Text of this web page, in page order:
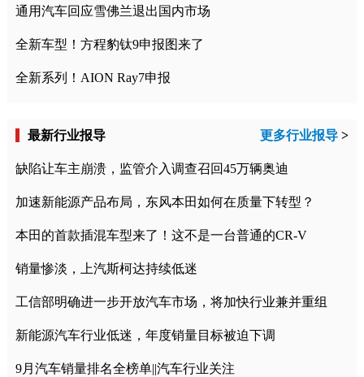
通用汽车回应雪佛兰退出国内市场
全新车型！方程豹钛9申报图来了
全新系列！AION Ray7申报
最新行业报导 更多行业报导 >
缺陷让车主崩溃，监管介入调查召回45万辆奥迪
加速新能源产品布局，东风本田如何在质量下转型？
本田的首款插混车型来了！这不是一台普通的CR-V
销量惨淡，上汽斯柯达持续低迷
工信部明确进一步开放汽车市场，将加快行业兼并重组
新能源汽车行业低迷，年度销量目标被迫下调
9月汽车销量排名全榜单||汽车行业关注